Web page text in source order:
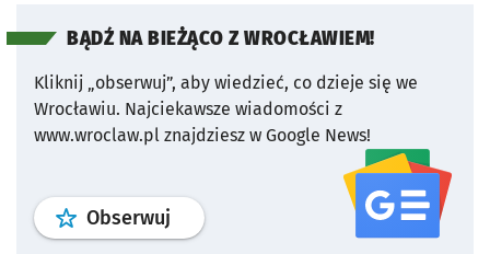
BĄDŹ NA BIEŻĄCO Z WROCŁAWIEM!
Kliknij „obserwuj”, aby wiedzieć, co dzieje się we
Wrocławiu. Najciekawsze wiadomości z
www.wroclaw.pl znajdziesz w Google News!
Obserwuj profil serwisu